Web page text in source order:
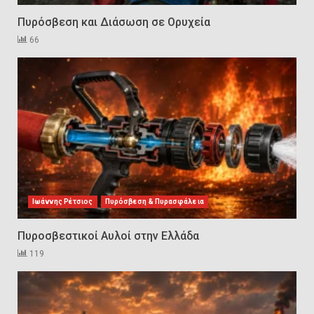
1
2
Πυροσβεστικοί Αυλοί στην
Ελλάδα
3
Πυρασφάλεια των Διυλιστηρίων
και τα Διεθνή Πρότυπα
Εκπαίδευσης
4
Επιχειρησιακή Αντιμετώπιση
Παραγωγής Υδρογονανθράκων
Πυρόσβεση και Διάσωση σε Ορυχεία
66
Ιωάννης Ρέτσιος Πυρόσβεση & Πυρασφάλεια
Πυροσβεστικοί Αυλοί στην Ελλάδα
119